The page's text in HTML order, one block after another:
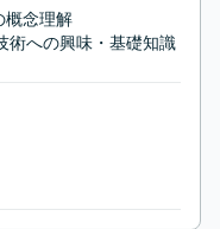
概念理解
術への興味・基礎知識